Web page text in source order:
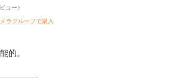
ュー）
ラグループで購入
的。